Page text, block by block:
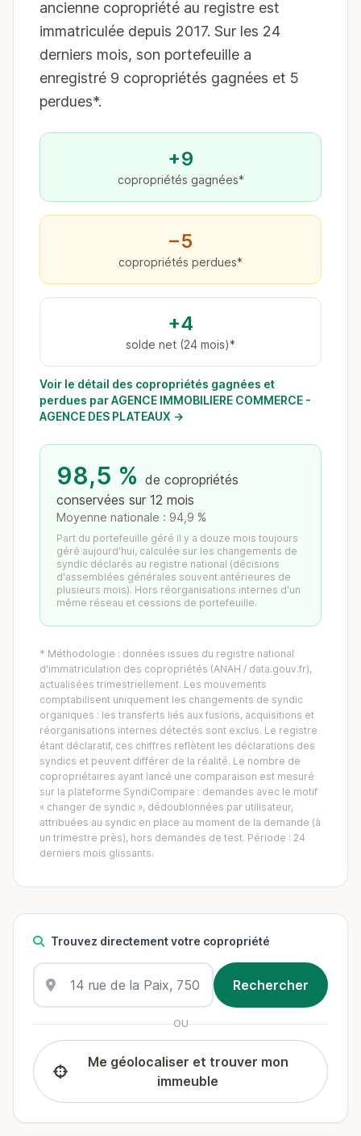
ancienne copropriété au registre est
immatriculée depuis 2017. Sur les 24
derniers mois, son portefeuille a
enregistré 9 copropriétés gagnées et 5
perdues*.
+9
copropriétés gagnées*
−5
copropriétés perdues*
+4
solde net (24 mois)*
Voir le détail des copropriétés gagnées et
perdues par AGENCE IMMOBILIERE COMMERCE -
AGENCE DES PLATEAUX →
98,5 % de copropriétés
conservées sur 12 mois
Moyenne nationale : 94,9 %
Part du portefeuille géré il y a douze mois toujours
géré aujourd'hui, calculée sur les changements de
syndic déclarés au registre national (décisions
d'assemblées générales souvent antérieures de
plusieurs mois). Hors réorganisations internes d'un
même réseau et cessions de portefeuille.
* Méthodologie : données issues du registre national
d'immatriculation des copropriétés (ANAH / data.gouv.fr),
actualisées trimestriellement. Les mouvements
comptabilisent uniquement les changements de syndic
organiques : les transferts liés aux fusions, acquisitions et
réorganisations internes détectés sont exclus. Le registre
étant déclaratif, ces chiffres reflètent les déclarations des
syndics et peuvent différer de la réalité. Le nombre de
copropriétaires ayant lancé une comparaison est mesuré
sur la plateforme SyndiCompare : demandes avec le motif
« changer de syndic », dédoublonnées par utilisateur,
attribuées au syndic en place au moment de la demande (à
un trimestre près), hors demandes de test. Période : 24
derniers mois glissants.
Trouvez directement votre copropriété
OU
Me géolocaliser et trouver mon
immeuble